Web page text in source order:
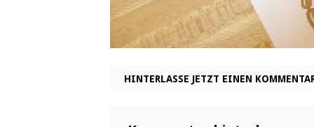
HINTERLASSE JETZT EINEN